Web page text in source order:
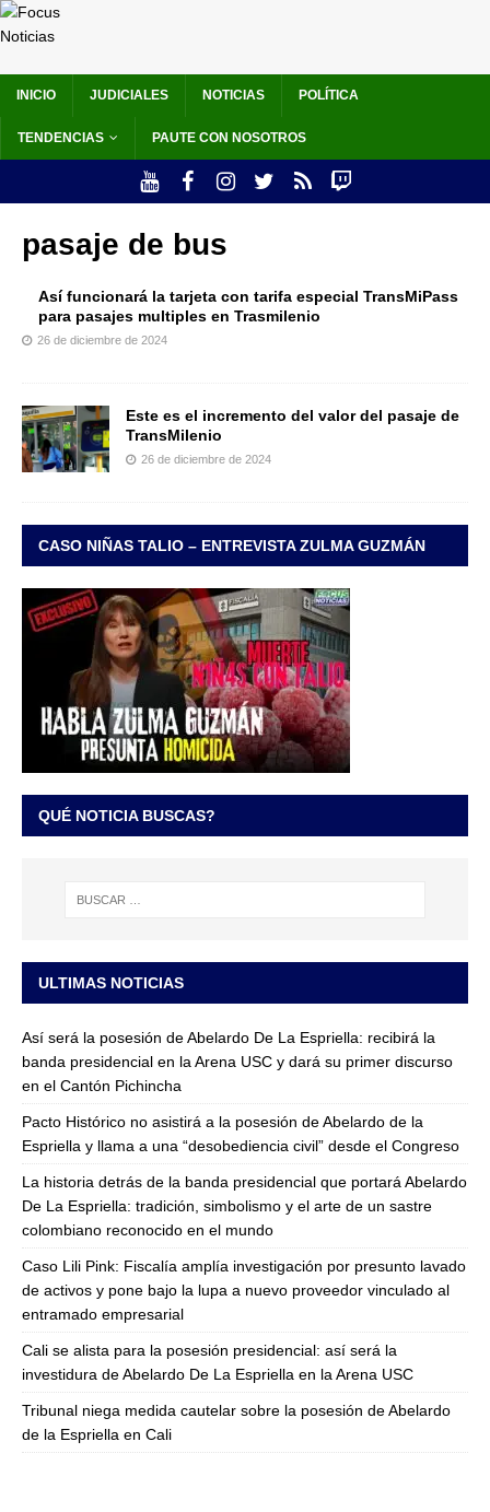
INICIO JUDICIALES NOTICIAS POLÍTICA
TENDENCIAS PAUTE CON NOSOTROS
pasaje de bus
Así funcionará la tarjeta con tarifa especial TransMiPass
para pasajes multiples en Trasmilenio
26 de diciembre de 2024
Este es el incremento del valor del pasaje de
TransMilenio
26 de diciembre de 2024
CASO NIÑAS TALIO – ENTREVISTA ZULMA GUZMÁN
QUÉ NOTICIA BUSCAS?
ULTIMAS NOTICIAS
Así será la posesión de Abelardo De La Espriella: recibirá la
banda presidencial en la Arena USC y dará su primer discurso
en el Cantón Pichincha
Pacto Histórico no asistirá a la posesión de Abelardo de la
Espriella y llama a una “desobediencia civil” desde el Congreso
La historia detrás de la banda presidencial que portará Abelardo
De La Espriella: tradición, simbolismo y el arte de un sastre
colombiano reconocido en el mundo
Caso Lili Pink: Fiscalía amplía investigación por presunto lavado
de activos y pone bajo la lupa a nuevo proveedor vinculado al
entramado empresarial
Cali se alista para la posesión presidencial: así será la
investidura de Abelardo De La Espriella en la Arena USC
Tribunal niega medida cautelar sobre la posesión de Abelardo
de la Espriella en Cali